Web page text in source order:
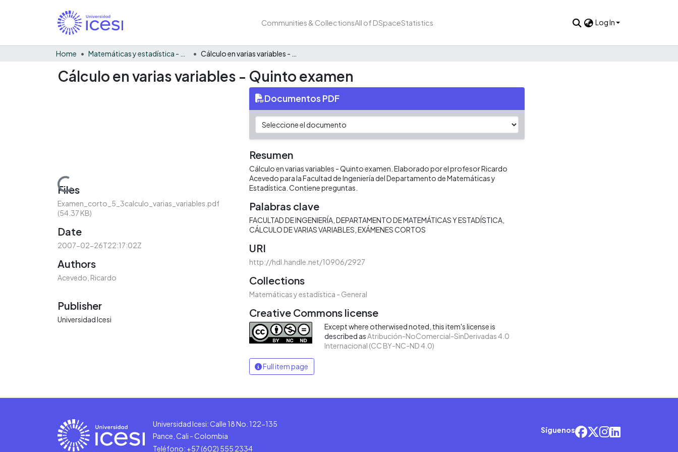
Communities & CollectionsAll of DSpaceStatistics Log In
Home
Cálculo en varias variables - Quinto examen
Loading...
Files
Examen_corto_5_3calculo_varias_variables.pdf
(54.37 KB)
Date
2007-02-26T22:17:02Z
Authors
Acevedo, Ricardo
Publisher
Universidad Icesi
Documentos PDF
Resumen
Cálculo en varias variables - Quinto examen. Elaborado por el profesor Ricardo
Acevedo para la Facultad de Ingeniería del Departamento de Matemáticas y
Estadística. Contiene preguntas.
Palabras clave
FACULTAD DE INGENIERÍA DEPARTAMENTO DE MATEMÁTICAS Y ESTADÍSTICA
CÁLCULO DE VARIAS VARIABLES EXÁMENES CORTOS
URI
http://hdl.handle.net/10906/2927
Collections
Matemáticas y estadística - General
Creative Commons license
Except where otherwised noted, this item's license is
described as Atribución-NoComercial-SinDerivadas 4.0
Internacional (CC BY-NC-ND 4.0)
Full item page
Universidad Icesi: Calle 18 No. 122-135
Pance, Cali - Colombia
Teléfono: +57 (602) 555 2334
Síguenos